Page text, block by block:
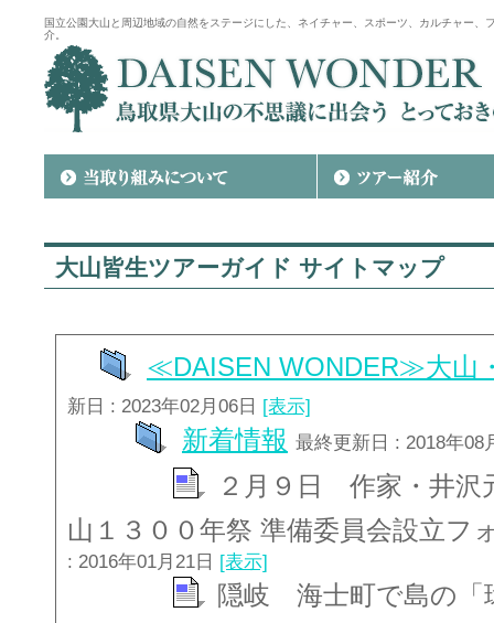
国立公園大山と周辺地域の自然をステージにした、ネイチャー、スポーツ、カルチャー
介。
大山皆生ツアーガイド サイトマップ
≪DAISEN WONDER≫大山
新日 : 2023年02月06日 [表示]
新着情報 最終更新日 : 2018年08
２月９日 作家・井沢
山１３００年祭 準備委員会設立
: 2016年01月21日 [表示]
隠岐 海士町で島の